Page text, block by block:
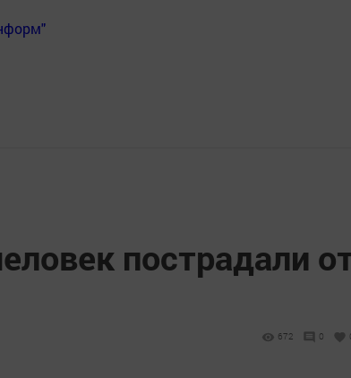
пострадали
672 0